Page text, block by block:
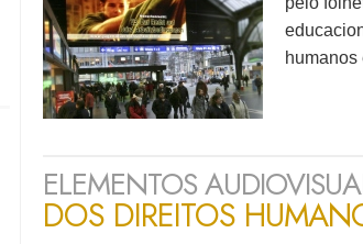
ELEMENTOS
DOS DIREITOS